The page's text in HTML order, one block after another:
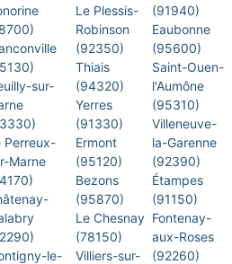
sur-
Perreux-
Marne
le-
Le Plessis-
Robinson
(92350)
Thiais
(94320)
Yerres
(91330)
Ermont
(95120)
Bezons
(95870)
Le Chesnay
(78150)
Villiers-sur-
(91940)
Eaubonne
(95600)
Saint-Ouen-
l'Aumône
(95310)
Villeneuve-
la-Garenne
(92390)
Étampes
(91150)
Fontenay-
aux-Roses
(92260)